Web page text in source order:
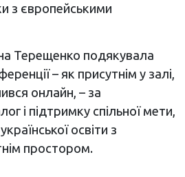
з європейськими
Терещенко подякувала
– як присутнім у залі,
онлайн, – за
і підтримку спільної мети,
освіти з
простором.